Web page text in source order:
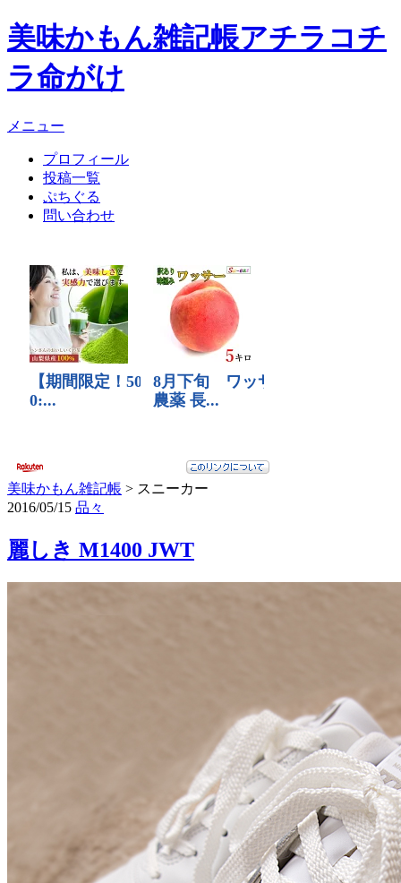
美味かもん雑記帳アチラコチ
ラ命がけ
メニュー
プロフィール
投稿一覧
ぷちぐる
問い合わせ
美味かもん雑記帳 > スニーカー
2016/05/15 品々
麗しき M1400 JWT